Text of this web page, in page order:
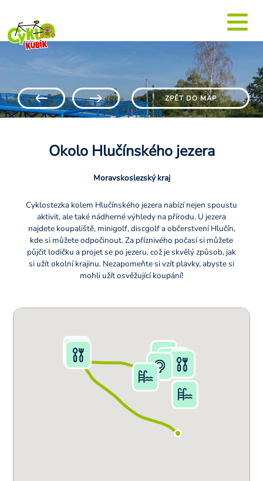
ZPĚT DO MAP
Okolo Hlučínského jezera
Moravskoslezský kraj
Cyklostezka kolem Hlučínského jezera nabízí nejen spoustu
aktivit, ale také nádherné výhledy na přírodu. U jezera
najdete koupaliště, minigolf, discgolf a občerstvení Hlučín,
kde si můžete odpočinout. Za příznivého počasí si můžete
půjčit lodičku a projet se po jezeru, což je skvělý způsob, jak
si užít okolní krajinu. Nezapomeňte si vzít plavky, abyste si
mohli užít osvěžující koupání!